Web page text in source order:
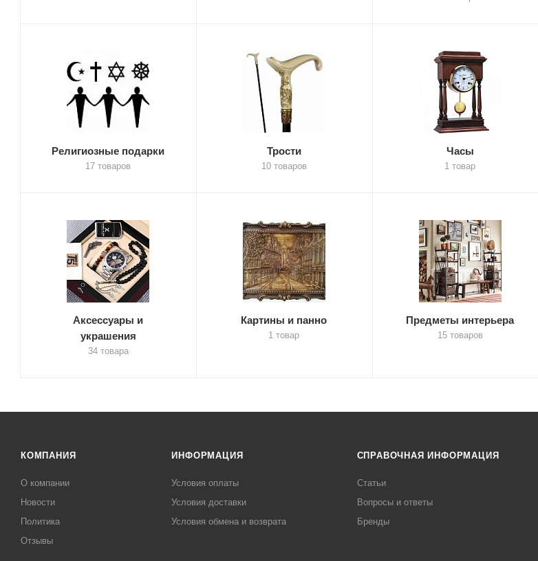
Религиозные подарки
17 товаров
Трости
10 товаров
Часы
1 товар
Аксессуары и
украшения
34 товара
Картины и панно
1 товар
Предметы интерьера
15 товаров
КОМПАНИЯ
О компании
Новости
Политика
Отзывы
ИНФОРМАЦИЯ
Условия оплаты
Условия доставки
Условия обмена и возврата
СПРАВОЧНАЯ ИНФОРМАЦИЯ
Статьи
Вопросы и ответы
Бренды